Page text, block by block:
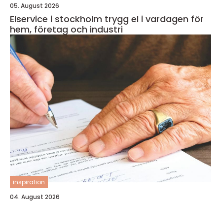
05. August 2026
Elservice i stockholm trygg el i vardagen för
hem, företag och industri
inspiration
04. August 2026